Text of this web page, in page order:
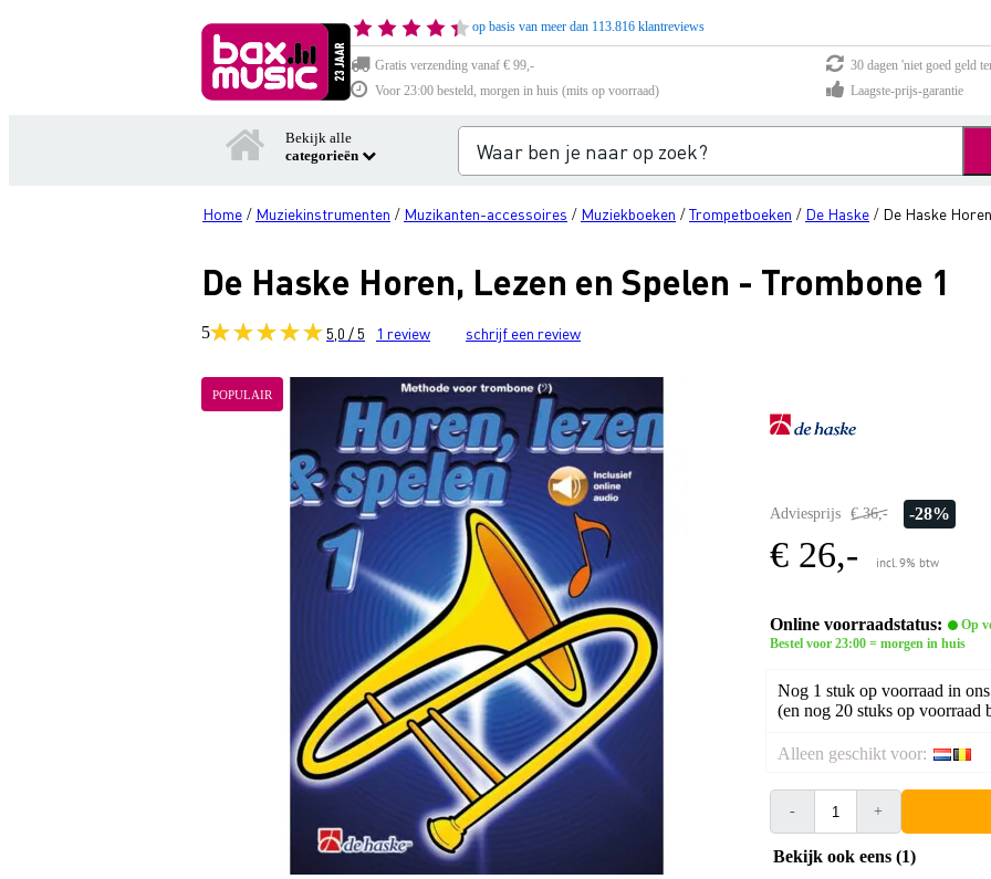
op basis van meer dan 113.816 klantreviews
Gratis verzending vanaf € 99,-
30 dagen 'niet goed geld
Voor 23:00 besteld, morgen in huis (mits op voorraad)
Laagste-prijs-garantie
Bekijk alle
categorieën
Home / Muziekinstrumenten / Muzikanten-accessoires / Muziekboeken /Trompetboeken / De Haske / De Haske
De Haske Horen, Lezen en Spelen - Trombone 1
5 5,0 / 5 1 review schrijf een review
POPULAIR
Adviesprijs € 36,- -28%
€ 26,- incl. 9% btw
Online voorraadstatus:
Op
Bestel voor 23:00 = morgen in huis
Nog 1 stuk op voorraad in
(en nog 20 stuks op voorraad
Alleen geschikt voor:
- +
Bekijk ook eens (1)